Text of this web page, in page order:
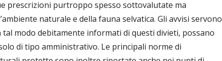
prescrizioni purtroppo spesso sottovalutate ma
naturale e della fauna selvatica. Gli avvisi servono
modo debitamente informati di questi divieti, possano
di tipo amministrativo. Le principali norme di